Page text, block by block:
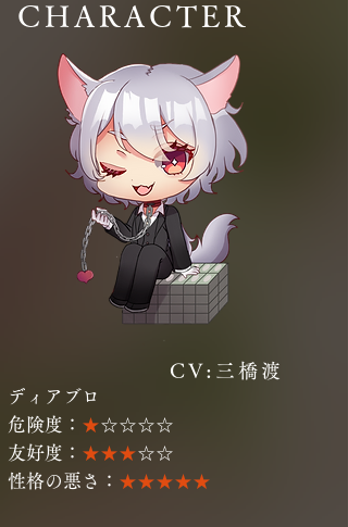
​CHARACTER
ディアブロ
危険度： ★☆☆☆☆
友好度： ★★★☆☆
性格の悪さ： ★★★★★
CV:三橋渡